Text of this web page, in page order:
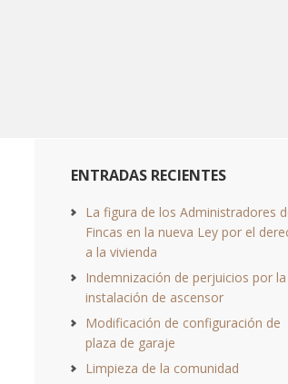
ENTRADAS RECIENTES
La figura de los Administradores
Fincas en la nueva Ley por el
a la vivienda
Indemnización de perjuicios por la
instalación de ascensor
Modificación de configuración de
plaza de garaje
Limpieza de la comunidad